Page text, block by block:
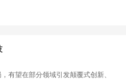
有望在部分领域引发颠覆式创新、